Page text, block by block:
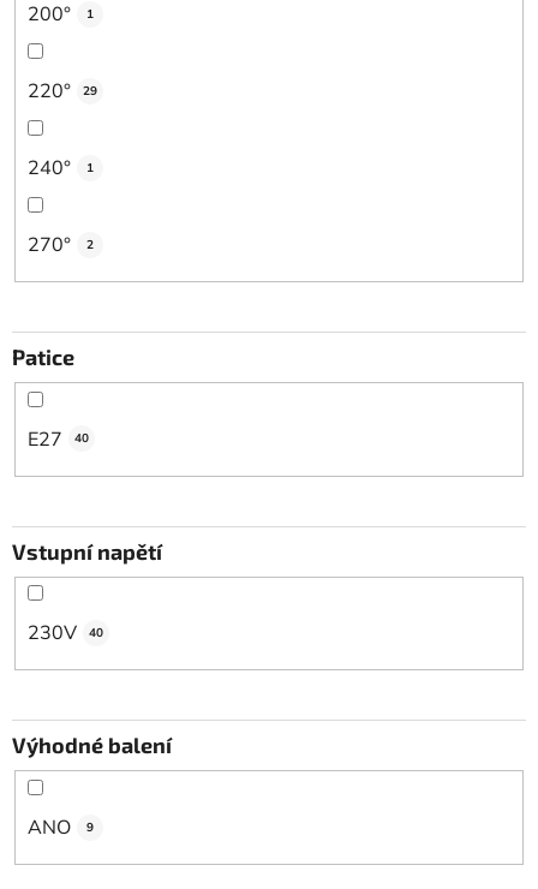
200° 1
220° 29
240° 1
270° 2
Patice
E27 40
Vstupní napětí
230V 40
Výhodné balení
ANO 9